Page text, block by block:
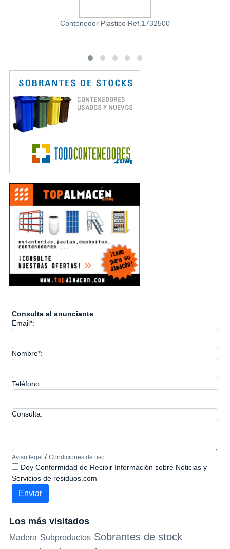
Contenedor Plastico Ref.1732500
Consulta al anunciante
Email*:
Nombre*:
Teléfono:
Consulta:
Aviso legal / Condiciones de uso
Doy Conformidad de Recibir Información sobre Noticias y
Servicios de residuos.com
Los más visitados
Madera Subproductos Sobrantes de stock